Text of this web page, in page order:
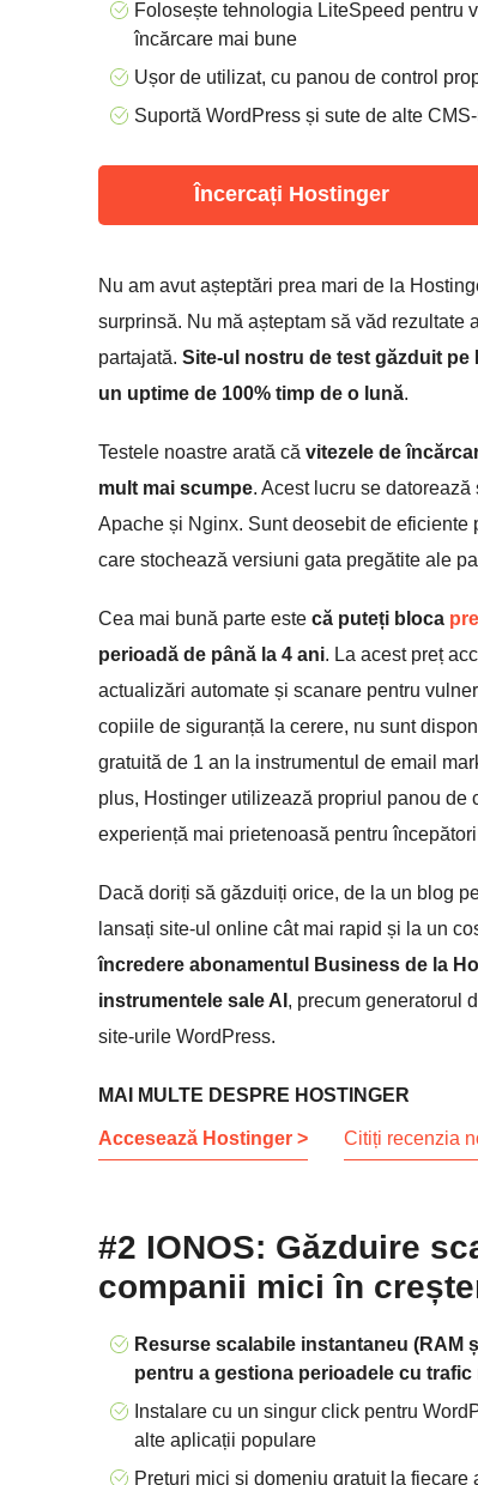
Folosește tehnologia LiteSpeed pentru
încărcare mai bune
Ușor de utilizat, cu panou de control
Suportă WordPress și sute de alte
Încercați Hostinger
Nu am avut așteptări prea mari de la
surprinsă. Nu mă așteptam să văd rezultate
partajată. Site-ul nostru de test găzduit
un uptime de 100% timp de o lună.
Testele noastre arată că vitezele de
mult mai scumpe. Acest lucru se
Apache și Nginx. Sunt deosebit de
care stochează versiuni gata pregătite ale
Cea mai bună parte este că puteți bloca
perioadă de până la 4 ani. La acest preț
actualizări automate și scanare pentru
copiile de siguranță la cerere, nu sunt
gratuită de 1 an la instrumentul de email
plus, Hostinger utilizează propriul panou
experiență mai prietenoasă pentru
Dacă doriți să găzduiți orice, de la un blog
lansați site-ul online cât mai rapid și la un
încredere abonamentul Business de la
instrumentele sale AI , precum generatorul
site-urile WordPress.
MAI MULTE DESPRE HOSTINGER
Accesează Hostinger > Citiți recenzia
#2 IONOS: Găzduire
companii mici în
Resurse scalabile instantaneu (RAM
pentru a gestiona perioadele cu trafic
Instalare cu un singur click pentru
alte aplicații populare
Prețuri mici și domeniu gratuit la fiecare